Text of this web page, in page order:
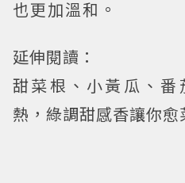
也更加溫和。
延伸閱讀：
甜菜根、小黃瓜、
熱，綠調甜感香讓你愈